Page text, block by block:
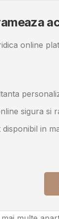
online
sigura si
disponibil in